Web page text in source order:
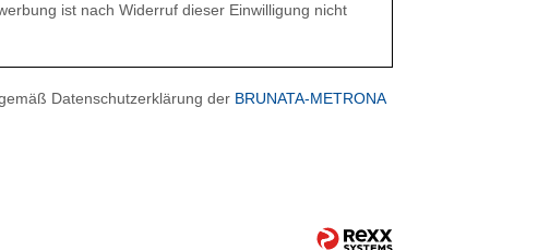
ist nach Widerruf dieser Einwilligung nicht
Datenschutzerklärung der BRUNATA-METRONA